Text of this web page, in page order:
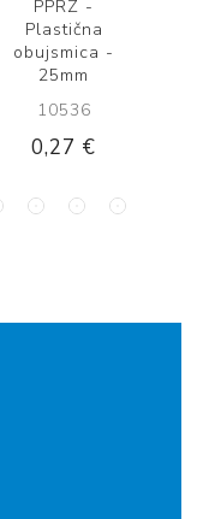
PPRZ -
Plastična
obujsmica -
25mm
10536
0,27 €